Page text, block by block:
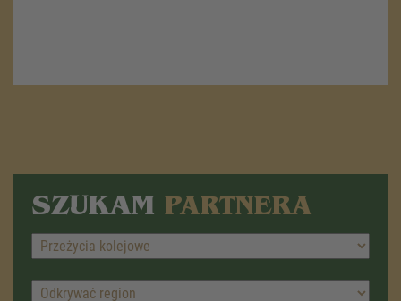
SZUKAM PARTNERA